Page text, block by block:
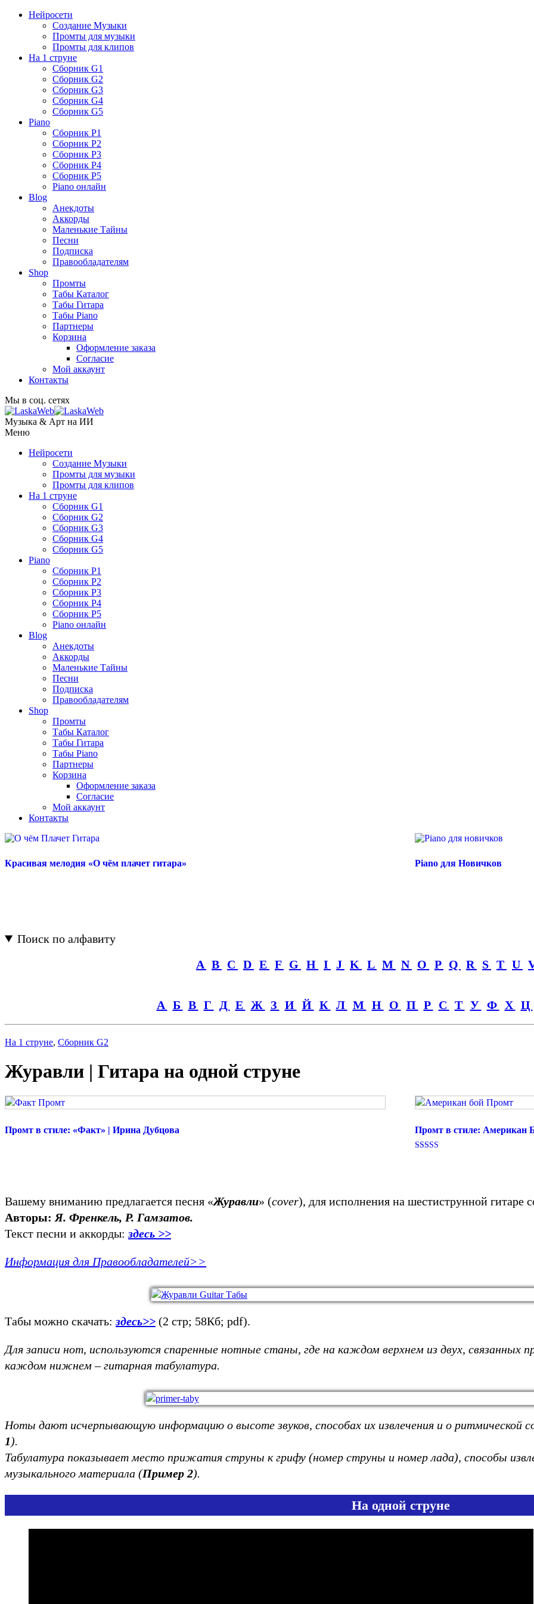
Нейросети
Создание Музыки
Промты для музыки
Промты для клипов
На 1 струне
Сборник G1
Сборник G2
Сборник G3
Сборник G4
Сборник G5
Piano
Сборник P1
Сборник P2
Сборник P3
Сборник P4
Сборник P5
Piano онлайн
Blog
Анекдоты
Аккорды
Маленькие Тайны
Песни
Подписка
Правообладателям
Shop
Промты
Табы Каталог
Табы Гитара
Табы Piano
Партнеры
Корзина
Оформление заказа
Согласие
Мой аккаунт
Контакты
Мы в соц. сетях
Музыка & Арт на ИИ
Меню
Нейросети
Создание Музыки
Промты для музыки
Промты для клипов
На 1 струне
Сборник G1
Сборник G2
Сборник G3
Сборник G4
Сборник G5
Piano
Сборник P1
Сборник P2
Сборник P3
Сборник P4
Сборник P5
Piano онлайн
Blog
Анекдоты
Аккорды
Маленькие Тайны
Песни
Подписка
Правообладателям
Shop
Промты
Табы Каталог
Табы Гитара
Табы Piano
Партнеры
Корзина
Оформление заказа
Согласие
Мой аккаунт
Контакты
Красивая мелодия «О чём плачет гитара» Piano для Новичков
Поиск по алфавиту
A B C D E F G H I J K L M N O P Q R S T U
А Б В Г Д Е Ж З И Й К Л М Н О П Р С Т У Ф Х Ц
На 1 струне, Сборник G2
Журавли | Гитара на одной струне
Промт в стиле: «Факт» | Ирина Дубцова Промт в стиле: Американ
Вашему вниманию предлагается песня «Журавли» (cover), для исполнения на шестиструнной гитаре
Авторы: Я. Френкель, Р. Гамзатов.
Текст песни и аккорды:здесь >>
Информация для Правообладателей>>
Табы можно скачать:здесь>> (2 стр; 58Кб; pdf).
Для записи нот, используются спаренные нотные станы, где на каждом верхнем из двух, связанных
каждом нижнем – гитарная табулатура.
Ноты дают исчерпывающую информацию о высоте звуков, способах их извлечения и о ритмической
1).
Табулатура показывает место прижатия струны к грифу (номер струны и номер лада), способы
музыкального материала (Пример 2).
На одной струне